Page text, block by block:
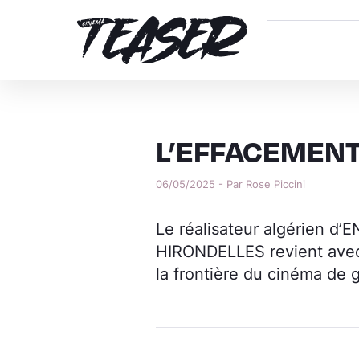
06/05/2025 - Par Rose Piccini
Le réalisateur algérien
HIRONDELLES revient
la frontière du cinéma de